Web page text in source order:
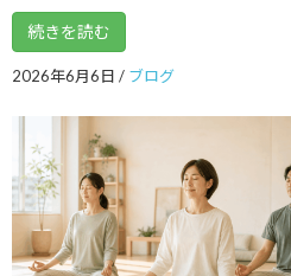
2023年5月
2023年4月
2023年3月
2023年2月
2023年1月
続きを読む
2026年6月6日 / ブログ